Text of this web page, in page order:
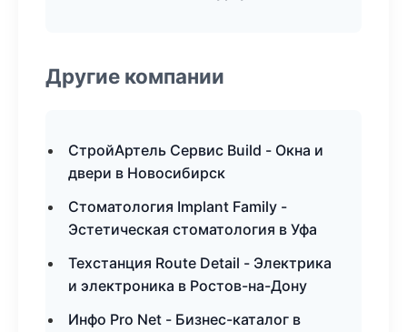
Другие компании
СтройАртель Сервис Build - Окна и
двери в Новосибирск
Стоматология Implant Family -
Эстетическая стоматология в Уфа
Техстанция Route Detail - Электрика
и электроника в Ростов-на-Дону
Инфо Pro Net - Бизнес-каталог в